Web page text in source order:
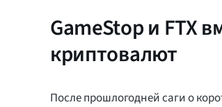
GameStop и FTX
криптовалют
После прошлогодней саги о